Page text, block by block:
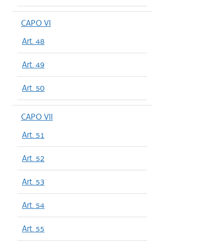
CAPO VI
Art. 48
Art. 49
Art. 50
CAPO VII
Art. 51
Art. 52
Art. 53
Art. 54
Art. 55